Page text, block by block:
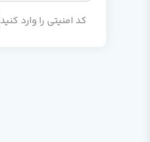
کد امنیتی را وارد کنید